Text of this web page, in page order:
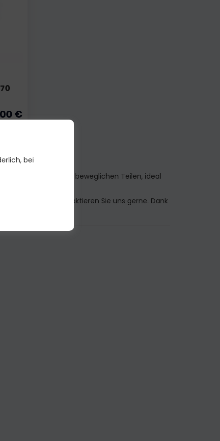
€
präzisen Details und beweglichen Teilen, ideal
verfügbar ist, kontaktieren Sie uns gerne. Dank
zu besorgen.
bei